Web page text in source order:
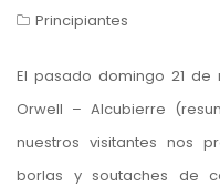
Principiantes
El pasado domingo 21
Orwell – Alcubierre
nuestros visitantes nos
borlas y soutaches de